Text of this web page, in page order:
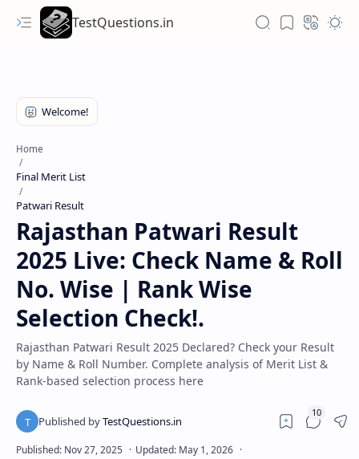
TestQuestions.in
Home
Final Merit List
Patwari Result
Rajasthan Patwari Result
2025 Live: Check Name & Roll
No. Wise | Rank Wise
Selection Check!.
Rajasthan Patwari Result 2025 Declared? Check your Result
by Name & Roll Number. Complete analysis of Merit List &
Rank-based selection process here